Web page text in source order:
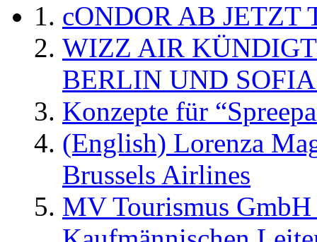
cONDOR AB
WIZZ AIR
BERLIN UND
Konzepte für
(English) Lorenza
Brussels Airlines
MV Tourismus